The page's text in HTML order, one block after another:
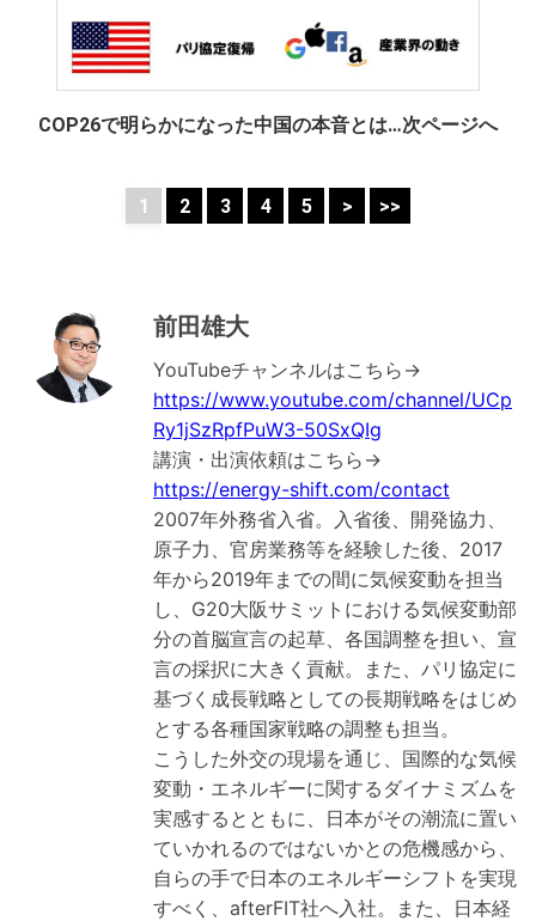
COP26で明らかになった中国の本音とは…次ページへ
1 2 3 4 5 > >>
前田雄大
YouTubeチャンネルはこちら→
https://www.youtube.com/channel/UCp
Ry1jSzRpfPuW3-50SxQIg
講演・出演依頼はこちら→
https://energy-shift.com/contact
2007年外務省入省。入省後、開発協力、
原子力、官房業務等を経験した後、2017
年から2019年までの間に気候変動を担当
し、G20大阪サミットにおける気候変動部
分の首脳宣言の起草、各国調整を担い、宣
言の採択に大きく貢献。また、パリ協定に
基づく成長戦略としての長期戦略をはじめ
とする各種国家戦略の調整も担当。
こうした外交の現場を通じ、国際的な気候
変動・エネルギーに関するダイナミズムを
実感するとともに、日本がその潮流に置い
ていかれるのではないかとの危機感から、
自らの手で日本のエネルギーシフトを実現
すべく、afterFIT社へ入社。また、日本経